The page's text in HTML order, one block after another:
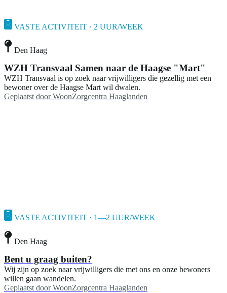
VASTE ACTIVITEIT · 2 UUR/WEEK
Den Haag
WZH Transvaal Samen naar de Haagse "Mart"
WZH Transvaal is op zoek naar vrijwilligers die gezellig met een
bewoner over de Haagse Mart wil dwalen.
Geplaatst door WoonZorgcentra Haaglanden
VASTE ACTIVITEIT · 1—2 UUR/WEEK
Den Haag
Bent u graag buiten?
Wij zijn op zoek naar vrijwilligers die met ons en onze bewoners
willen gaan wandelen.
Geplaatst door WoonZorgcentra Haaglanden